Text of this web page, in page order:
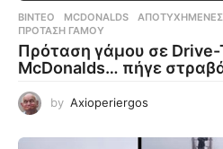
ΒΊΝΤΕΟ MCDONALDS ,ΑΠΟΤΥΧΗΜΈΝΕΣ
ΠΡΌΤΑΣΗ ΓΆΜΟΥ
Πρόταση γάμου σε
McDonalds… πήγε
by Axioperiergos